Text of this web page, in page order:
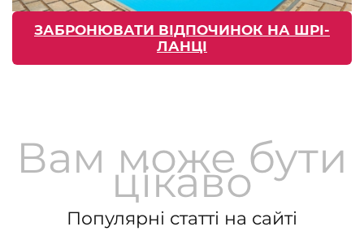
ЗАБРОНЮВАТИ ВІДПОЧИНОК НА ШРІ-
ЛАНЦІ
Вам може бути
цікаво
Популярні статті на сайті